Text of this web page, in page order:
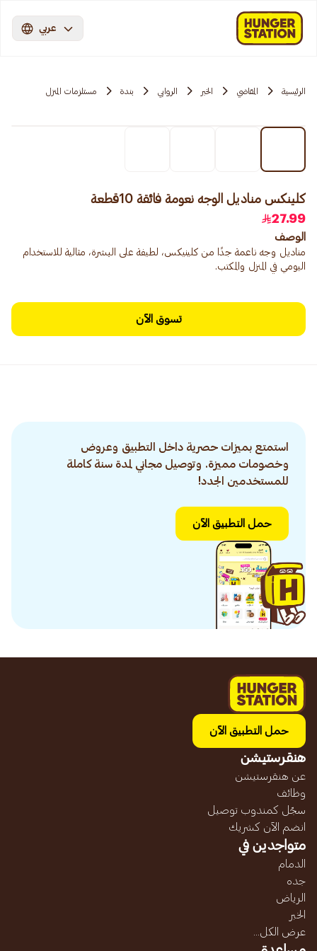
عربي
الرئيسية المقاضي الخبر الروابي بندة مستلزمات المنزل
كلينكس مناديل الوجه نعومة فائقة 10قطعة
27.99
الوصف
مناديل وجه ناعمة جدًا من كلينيكس، لطيفة على البشرة، مثالية للاستخدام
اليومي في المنزل والمكتب.
تسوق الآن
استمتع بميزات حصرية داخل التطبيق وعروض
وخصومات مميزة. وتوصيل مجاني لمدة سنة كاملة
للمستخدمين الجدد!
حمل التطبيق الآن
حمل التطبيق الآن
هنقرستيشن
عن هنقرستيشن
وظائف
سجّل كمندوب توصيل
انضم الآن كشريك
متواجدين في
الدمام
جده
الرياض
الخبر
عرض الكل...